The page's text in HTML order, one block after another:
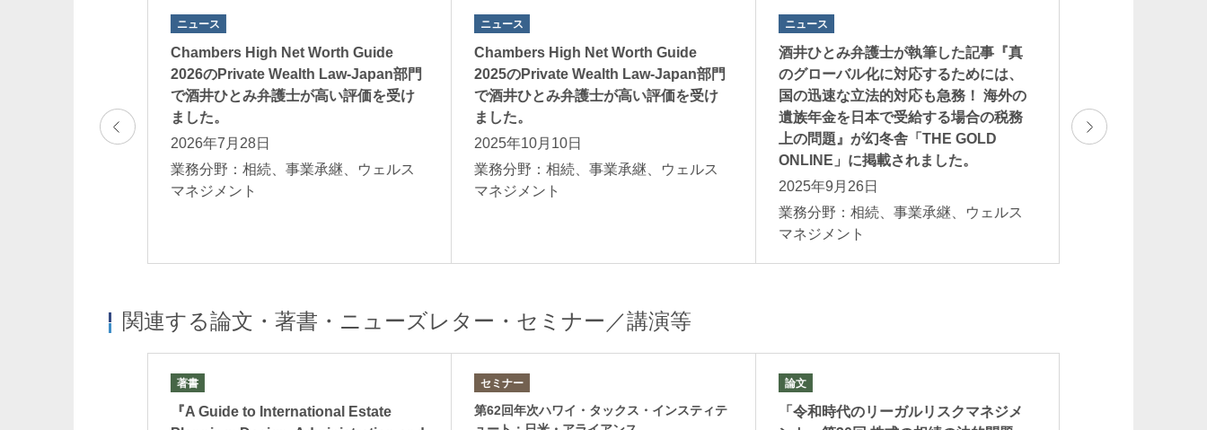
ONLINE」
ニュース
Chambers High Net Worth Guide
2026のPrivate Wealth Law-Japan部門
で酒井ひとみ弁護士が高い評価を受け
ました。
2026年7月28日
業務分野：相続、事業承継、ウェルス
マネジメント
ニュース
Chambers High Net Worth Guide
2025のPrivate Wealth Law-Japan部門
で酒井ひとみ弁護士が高い評価を受け
ました。
2025年10月10日
業務分野：相続、事業承継、ウェルス
マネジメント
ニュース
酒井ひとみ弁護士が執筆した記事『真
のグローバル化に対応するためには、
国の迅速な立法的対応も急務！ 海外の
遺族年金を日本で受給する場合の税務
上の問題』が幻冬舎「THE GOLD
ONLINE」に掲載されました。
2025年9月26日
業務分野：相続、事業承継、ウェルス
マネジメント
ければならないこ
GOLD ONLINE」
関連する論文・著書・ニューズレター・セミナー／講演等
著書
『A Guide to International Estate
セミナー
第62回年次ハワイ・タックス・インスティテ
論文
「令和時代のリーガルリスクマネジメ